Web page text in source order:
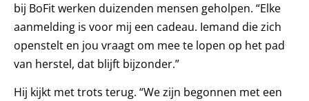
bij BoFit werken duizenden mensen geholpen. “Elke
aanmelding is voor mij een cadeau. Iemand die zich
openstelt en jou vraagt om mee te lopen op het pad
van herstel, dat blijft bijzonder.”
Hij kijkt met trots terug. “We zijn begonnen met een